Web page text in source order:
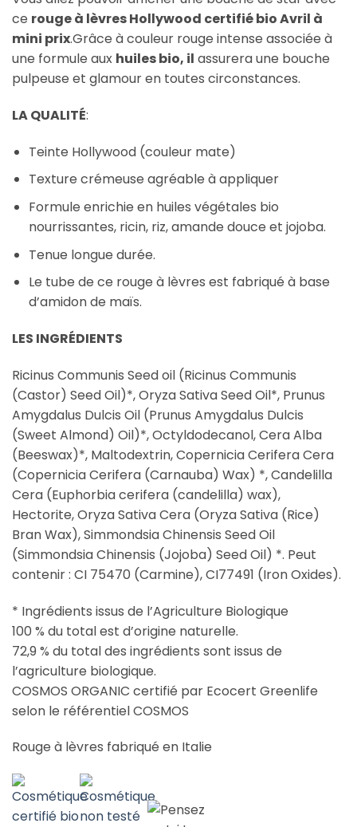
ce rouge à lèvres Hollywood certifié bio Avril à
mini prix.Grâce à couleur rouge intense associée à
une formule aux huilesbio, il assurera une bouche
pulpeuse et glamour en toutes circonstances.
LA QUALITÉ:
Teinte Hollywood (couleur mate)
Texture crémeuse agréable à appliquer
Formule enrichie en huiles végétales bio
nourrissantes, ricin, riz, amande douce et jojoba.
Tenue longue durée.
Le tube de ce rouge à lèvres est fabriqué à base
d’amidon de maïs.
LES INGRÉDIENTS
Ricinus Communis Seed oil (Ricinus Communis
(Castor) Seed Oil)*, Oryza Sativa Seed Oil*, Prunus
Amygdalus Dulcis Oil (Prunus Amygdalus Dulcis
(Sweet Almond) Oil)*, Octyldodecanol, Cera Alba
(Beeswax)*, Maltodextrin, Copernicia Cerifera Cera
(Copernicia Cerifera (Carnauba) Wax) *, Candelilla
Cera (Euphorbia cerifera (candelilla) wax),
Hectorite, Oryza Sativa Cera (Oryza Sativa (Rice)
Bran Wax), Simmondsia Chinensis Seed Oil
(Simmondsia Chinensis (Jojoba) Seed Oil) *. Peut
contenir : CI 75470 (Carmine), CI77491 (Iron Oxides).
* Ingrédients issus de l’Agriculture Biologique
100 % du total est d’origine naturelle.
72,9 % du total des ingrédients sont issus de
l’agriculture biologique.
COSMOS ORGANIC certifié par Ecocert Greenlife
selon le référentiel COSMOS
Rouge à lèvres fabriqué en Italie